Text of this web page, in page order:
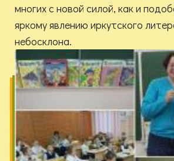
многих с новой силой, как и
яркому явлению иркутского
небосклона.